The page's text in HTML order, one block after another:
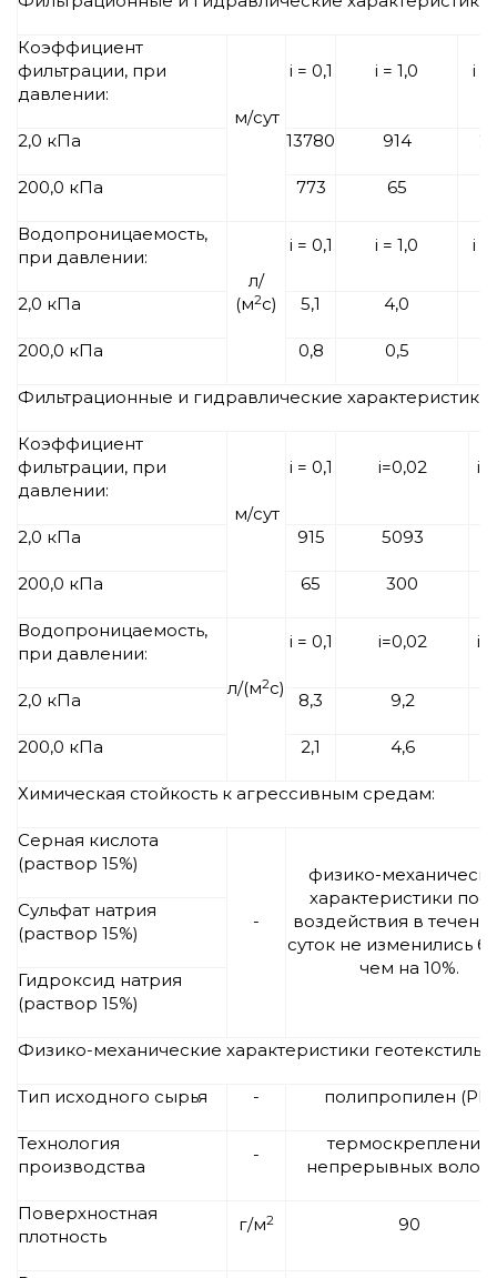
Коэффициент
фильтрации, при
давлении:
м/сут
i = 0,1 i = 1,0 i =
2,0 кПа 13780 914
200,0 кПа 773 65
Водопроницаемость,
при давлении:
л/
(м2с)
i = 0,1 i = 1,0 i =
2,0 кПа 5,1 4,0
200,0 кПа 0,8 0,5
Фильтрационные и гидравлические характеристики
Коэффициент
фильтрации, при
давлении:
м/сут
i = 0,1 i=0,02
2,0 кПа 915 5093
200,0 кПа 65 300
Водопроницаемость,
при давлении:
л/(м2с)
i = 0,1 i=0,02
2,0 кПа 8,3 9,2
200,0 кПа 2,1 4,6
Химическая стойкость к агрессивным средам:
Серная кислота
(раствор 15%)
-
физико-
характеристики
воздействия в
суток не изменились
чем на 10%.
Сульфат натрия
(раствор 15%)
Гидроксид натрия
(раствор 15%)
Физико-механические характеристики
Тип исходного сырья - полипропилен (РР)
Технология
производства
-
термоскрепление
непрерывных
Поверхностная
плотность
г/м2 90